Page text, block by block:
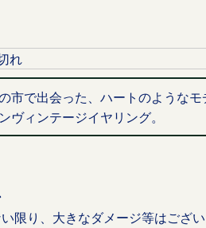
れ
市で出会った、ハートのような
ヴィンテージイヤリング。
限り、大きなダメージ等はござ